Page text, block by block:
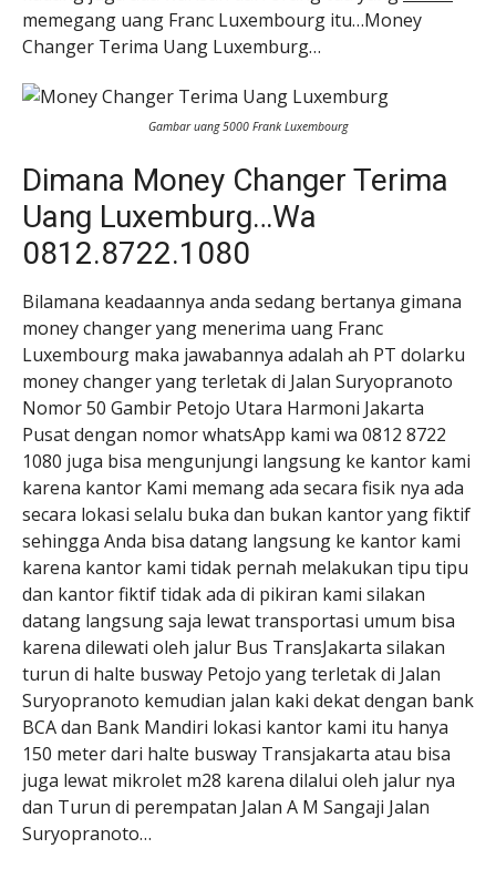
memegang uang Franc Luxembourg itu…Money
Changer Terima Uang Luxemburg…
Gambar uang 5000 Frank Luxembourg
Dimana Money Changer Terima
Uang Luxemburg…Wa
0812.8722.1080
Bilamana keadaannya anda sedang bertanya gimana
money changer yang menerima uang Franc
Luxembourg maka jawabannya adalah ah PT dolarku
money changer yang terletak di Jalan Suryopranoto
Nomor 50 Gambir Petojo Utara Harmoni Jakarta
Pusat dengan nomor whatsApp kami wa 0812 8722
1080 juga bisa mengunjungi langsung ke kantor kami
karena kantor Kami memang ada secara fisik nya ada
secara lokasi selalu buka dan bukan kantor yang fiktif
sehingga Anda bisa datang langsung ke kantor kami
karena kantor kami tidak pernah melakukan tipu tipu
dan kantor fiktif tidak ada di pikiran kami silakan
datang langsung saja lewat transportasi umum bisa
karena dilewati oleh jalur Bus TransJakarta silakan
turun di halte busway Petojo yang terletak di Jalan
Suryopranoto kemudian jalan kaki dekat dengan bank
BCA dan Bank Mandiri lokasi kantor kami itu hanya
150 meter dari halte busway Transjakarta atau bisa
juga lewat mikrolet m28 karena dilalui oleh jalur nya
dan Turun di perempatan Jalan A M Sangaji Jalan
Suryopranoto…